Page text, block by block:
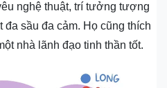
nghệ thuật, trí tưởng tượng
sầu đa cảm. Họ cũng thích
nhà lãnh đạo tinh thần tốt.